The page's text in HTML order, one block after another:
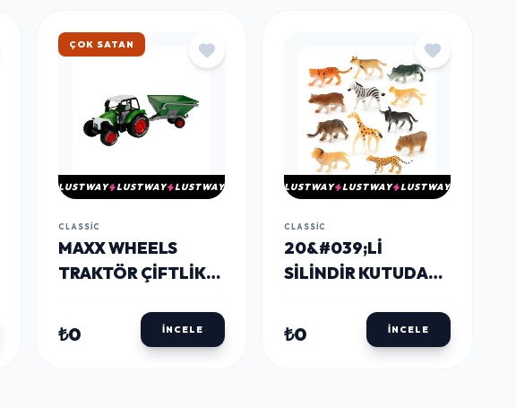
ÇOK SATAN
LUSTWAY LUSTWAY LUSTWAY
CLASSIC
MAXX WHEELS
TRAKTÖR ÇIFTLIK
₺0 İNCELE
LUSTWAY LUSTWAY LUSTWAY
CLASSIC
20&#039;LI
SILINDIR KUTUDA
₺0 İNCELE